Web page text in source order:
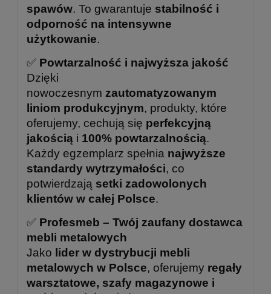
spawów. To gwarantuje stabilność i
odporność na intensywne
użytkowanie.
✅ Powtarzalność i najwyższa jakość
Dzięki
nowoczesnym zautomatyzowanym
liniom produkcyjnym, produkty, które
oferujemy, cechują się perfekcyjną
jakością i 100% powtarzalnością.
Każdy egzemplarz spełnia najwyższe
standardy wytrzymałości, co
potwierdzają setki zadowolonych
klientów w całej Polsce.
✅ Profesmeb – Twój zaufany dostawca
mebli metalowych
Jako lider w dystrybucji mebli
metalowych w Polsce, oferujemy regały
warsztatowe, szafy magazynowe i